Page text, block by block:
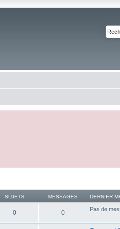
SUJETS MESSAGES DERNIER
0 0 Pas de